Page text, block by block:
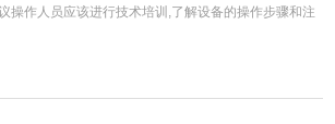
操作人员应该进行技术培训,了解设备的操作步骤和注